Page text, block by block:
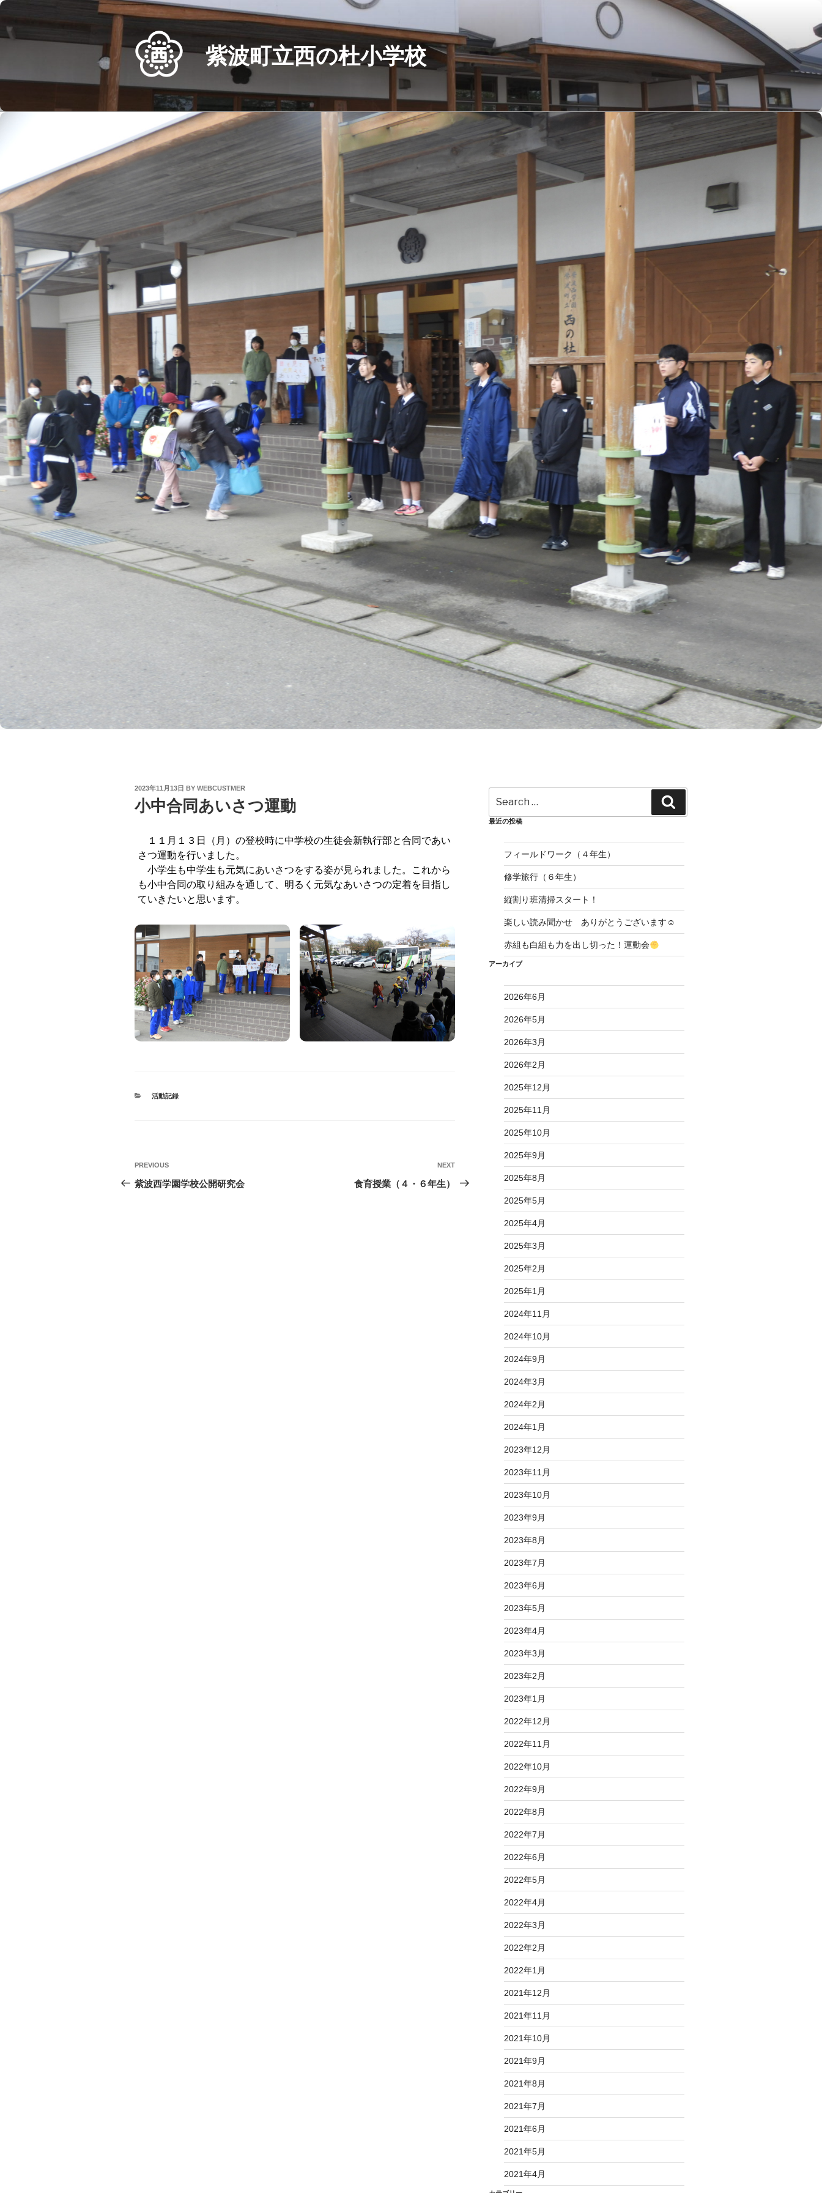
Skip
content
紫波町立西の杜小学校
POSTED
ON
2023年11月13日 BY WEBCUSTMER
小中合同あいさつ運動
１１月１３日（月）の登校時に中学校の生徒会新執行部と合同であい
さつ運動を行いました。
小学生も中学生も元気にあいさつをする姿が見られました。これから
も小中合同の取り組みを通して、明るく元気なあいさつの定着を目指し
ていきたいと思います。
CATEGORIES
活動記録
投
稿
Previous
Post
PREVIOUS
紫波西学園学校公開研究会
Next
Post
NEXT
食育授業（４・６年生）
for:
最近の投稿
フィールドワーク（４年生）
修学旅行（６年生）
縦割り班清掃スタート！
楽しい読み聞かせ ありがとうございます☺
赤組も白組も力を出し切った！運動会
アーカイブ
2026年6月
2026年5月
2026年3月
2026年2月
2025年12月
2025年11月
2025年10月
2025年9月
2025年8月
2025年5月
2025年4月
2025年3月
2025年2月
2025年1月
2024年11月
2024年10月
2024年9月
2024年3月
2024年2月
2024年1月
2023年12月
2023年11月
2023年10月
2023年9月
2023年8月
2023年7月
2023年6月
2023年5月
2023年4月
2023年3月
2023年2月
2023年1月
2022年12月
2022年11月
2022年10月
2022年9月
2022年8月
2022年7月
2022年6月
2022年5月
2022年4月
2022年3月
2022年2月
2022年1月
2021年12月
2021年11月
2021年10月
2021年9月
2021年8月
2021年7月
2021年6月
2021年5月
2021年4月